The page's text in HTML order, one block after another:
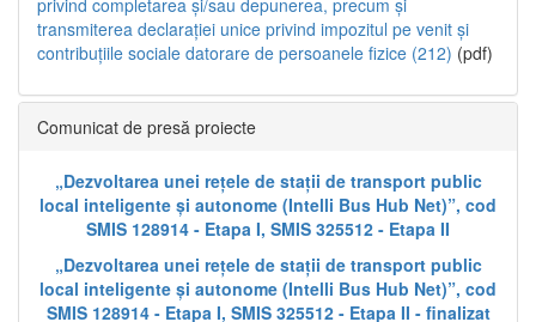
privind completarea și/sau depunerea, precum și
transmiterea declarației unice privind impozitul pe venit și
contribuțiile sociale datorare de persoanele fizice (212) (pdf)
Comunicat de presă proiecte
„Dezvoltarea unei rețele de stații de transport public
local inteligente și autonome (Intelli Bus Hub Net)”, cod
SMIS 128914 - Etapa I, SMIS 325512 - Etapa II
„Dezvoltarea unei rețele de stații de transport public
local inteligente și autonome (Intelli Bus Hub Net)”, cod
SMIS 128914 - Etapa I, SMIS 325512 - Etapa II - finalizat